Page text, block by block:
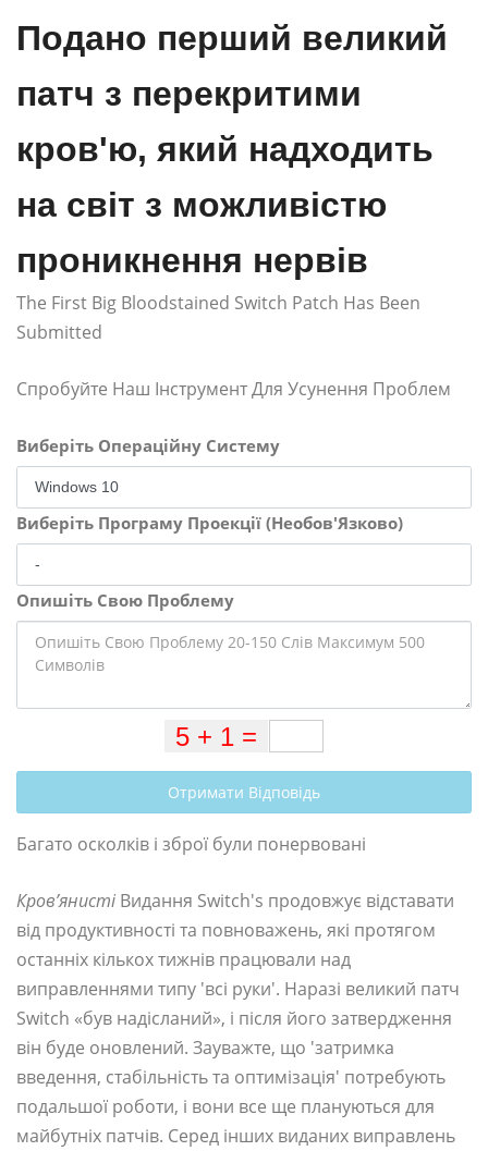
Подано перший великий
патч з перекритими
кров'ю, який надходить
на світ з можливістю
проникнення нервів
The First Big Bloodstained Switch Patch Has Been
Submitted
Спробуйте Наш Інструмент Для Усунення Проблем
Виберіть Операційну Систему
Виберіть Програму Проекції (Необов'Язково)
Опишіть Свою Проблему
Отримати Відповідь
Багато осколків і зброї були понервовані
Кров’янисті Видання Switch's продовжує відставати
від продуктивності та повноважень, які протягом
останніх кількох тижнів працювали над
виправленнями типу 'всі руки'. Наразі великий патч
Switch «був надісланий», і після його затвердження
він буде оновлений. Зауважте, що 'затримка
введення, стабільність та оптимізація' потребують
подальшої роботи, і вони все ще плануються для
майбутніх патчів. Серед інших виданих виправлень